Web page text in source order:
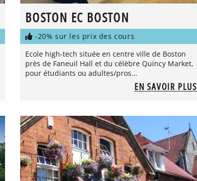
BOSTON EC BOSTON
-20% sur les prix des cours
Ecole high-tech située en centre ville de Boston
près de Faneuil Hall et du célèbre Quincy Market,
pour étudiants ou adultes/pros...
EN SAVOIR PLUS